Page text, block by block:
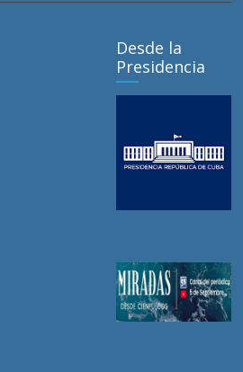
Desde la
Presidencia